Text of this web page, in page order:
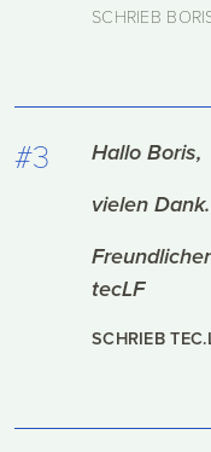
SCHRIEB
#3
Hallo Boris,
vielen
tecLF
SCHRIEB